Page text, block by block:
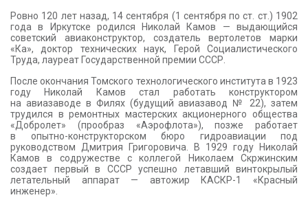
КОНТАКТЫ
Ровно 120 лет назад, 14 сентября (1 сентября по ст. ст.) 1902
года в Иркутске родился Николай Камов — выдающийся
советский авиаконструктор, создатель вертолетов марки
«Ка», доктор технических наук, Герой Социалистического
Труда, лауреат Государственной премии СССР.
После окончания Томского технологического института в 1923
году Николай Камов стал работать конструктором
на авиазаводе в Филях (будущий авиазавод № 22), затем
трудился в ремонтных мастерских акционерного общества
«Добролет» (прообраз «Аэрофлота»), позже работает
в опытно-конструкторском бюро гидроавиации под
руководством Дмитрия Григоровича. В 1929 году Николай
Камов в содружестве с коллегой Николаем Скржинским
создает первый в СССР успешно летавший винтокрылый
летательный аппарат — автожир КАСКР-1 «Красный
инженер».